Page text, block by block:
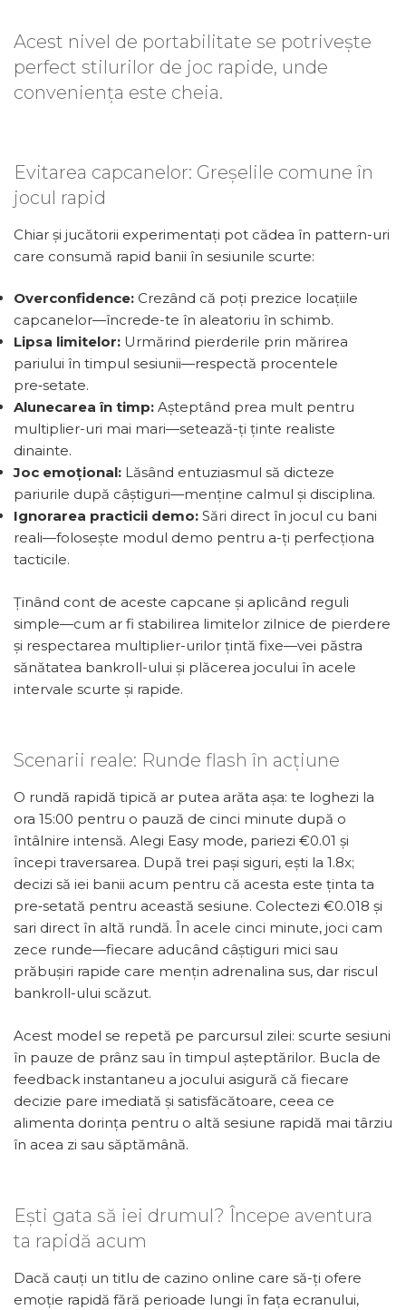
Acest nivel de portabilitate se potrivește
perfect stilurilor de joc rapide, unde
conveniența este cheia.
Evitarea capcanelor: Greșelile comune în
jocul rapid
Chiar și jucătorii experimentați pot cădea în pattern-uri
care consumă rapid banii în sesiunile scurte:
Overconfidence: Crezând că poți prezice locațiile
capcanelor—încrede-te în aleatoriu în schimb.
Lipsa limitelor: Urmărind pierderile prin mărirea
pariului în timpul sesiunii—respectă procentele
pre‑setate.
Alunecarea în timp: Așteptând prea mult pentru
multiplier-uri mai mari—setează-ți ținte realiste
dinainte.
Joc emoțional: Lăsând entuziasmul să dicteze
pariurile după câștiguri—menține calmul și disciplina.
Ignorarea practicii demo: Sări direct în jocul cu bani
reali—folosește modul demo pentru a-ți perfecționa
tacticile.
Ținând cont de aceste capcane și aplicând reguli
simple—cum ar fi stabilirea limitelor zilnice de pierdere
și respectarea multiplier-urilor țintă fixe—vei păstra
sănătatea bankroll-ului și plăcerea jocului în acele
intervale scurte și rapide.
Scenarii reale: Runde flash în acțiune
O rundă rapidă tipică ar putea arăta așa: te loghezi la
ora 15:00 pentru o pauză de cinci minute după o
întâlnire intensă. Alegi Easy mode, pariezi €0.01 și
începi traversarea. După trei pași siguri, ești la 1.8x;
decizi să iei banii acum pentru că acesta este ținta ta
pre‑setată pentru această sesiune. Colectezi €0.018 și
sari direct în altă rundă. În acele cinci minute, joci cam
zece runde—fiecare aducând câștiguri mici sau
prăbușiri rapide care mențin adrenalina sus, dar riscul
bankroll-ului scăzut.
Acest model se repetă pe parcursul zilei: scurte sesiuni
în pauze de prânz sau în timpul așteptărilor. Bucla de
feedback instantaneu a jocului asigură că fiecare
decizie pare imediată și satisfăcătoare, ceea ce
alimenta dorința pentru o altă sesiune rapidă mai târziu
în acea zi sau săptămână.
Ești gata să iei drumul? Începe aventura
ta rapidă acum
Dacă cauți un titlu de cazino online care să-ți ofere
emoție rapidă fără perioade lungi în fața ecranului,